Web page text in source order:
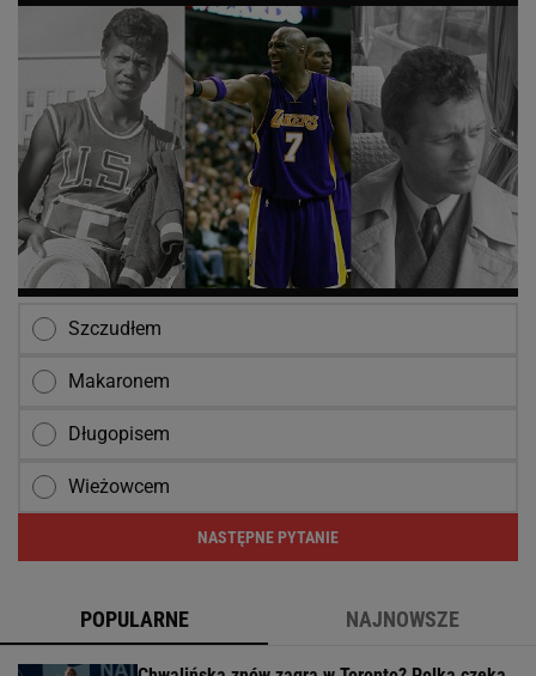
Szczudłem
Makaronem
Długopisem
Wieżowcem
NASTĘPNE PYTANIE
POPULARNE NAJNOWSZE